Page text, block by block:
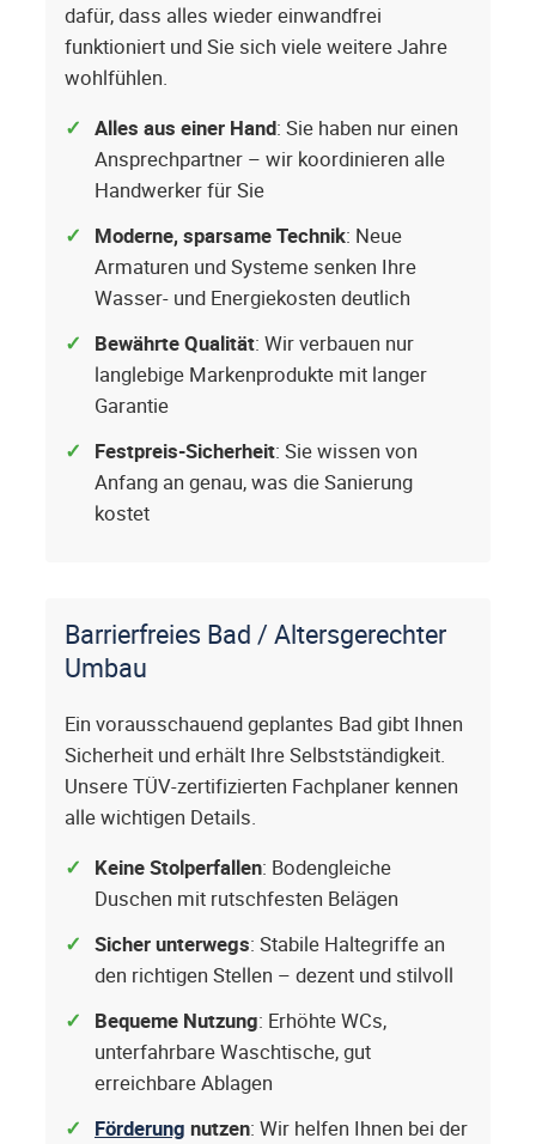
dafür, dass alles wieder einwandfrei
funktioniert und Sie sich viele weitere Jahre
wohlfühlen.
Alles aus einer Hand: Sie haben nur einen
Ansprechpartner – wir koordinieren alle
Handwerker für Sie
Moderne, sparsame Technik: Neue
Armaturen und Systeme senken Ihre
Wasser- und Energiekosten deutlich
Bewährte Qualität: Wir verbauen nur
langlebige Markenprodukte mit langer
Garantie
Festpreis-Sicherheit: Sie wissen von
Anfang an genau, was die Sanierung
kostet
Barrierfreies Bad / Altersgerechter
Umbau
Ein vorausschauend geplantes Bad gibt Ihnen
Sicherheit und erhält Ihre Selbstständigkeit.
Unsere TÜV-zertifizierten Fachplaner kennen
alle wichtigen Details.
Keine Stolperfallen: Bodengleiche
Duschen mit rutschfesten Belägen
Sicher unterwegs: Stabile Haltegriffe an
den richtigen Stellen – dezent und stilvoll
Bequeme Nutzung: Erhöhte WCs,
unterfahrbare Waschtische, gut
erreichbare Ablagen
Förderung nutzen: Wir helfen Ihnen bei der